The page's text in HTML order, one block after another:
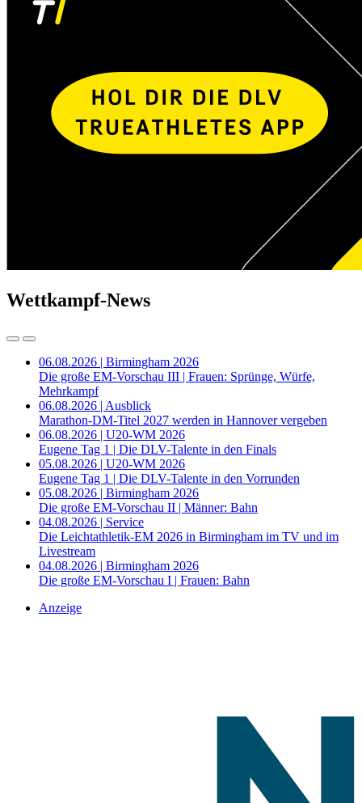
Wettkampf-News
06.08.2026 | Birmingham 2026
Die große EM-Vorschau III | Frauen: Sprünge, Würfe,
Mehrkampf
06.08.2026 | Ausblick
Marathon-DM-Titel 2027 werden in Hannover vergeben
06.08.2026 | U20-WM 2026
Eugene Tag 1 | Die DLV-Talente in den Finals
05.08.2026 | U20-WM 2026
Eugene Tag 1 | Die DLV-Talente in den Vorrunden
05.08.2026 | Birmingham 2026
Die große EM-Vorschau II | Männer: Bahn
04.08.2026 | Service
Die Leichtathletik-EM 2026 in Birmingham im TV und im
Livestream
04.08.2026 | Birmingham 2026
Die große EM-Vorschau I | Frauen: Bahn
Anzeige